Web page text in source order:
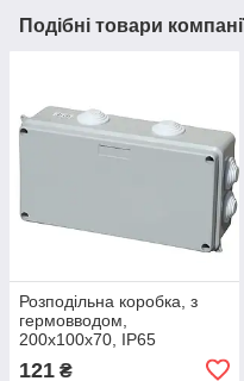
Подібні товари
Розподільна коробка, з
гермовводом,
200х100х70, ІР65
121 ₴